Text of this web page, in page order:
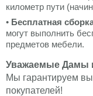
километр пути
• Бесплатная
могут выполнить
предметов мебели.
Уважаемые Дамы
Мы гарантируем
покупателей!